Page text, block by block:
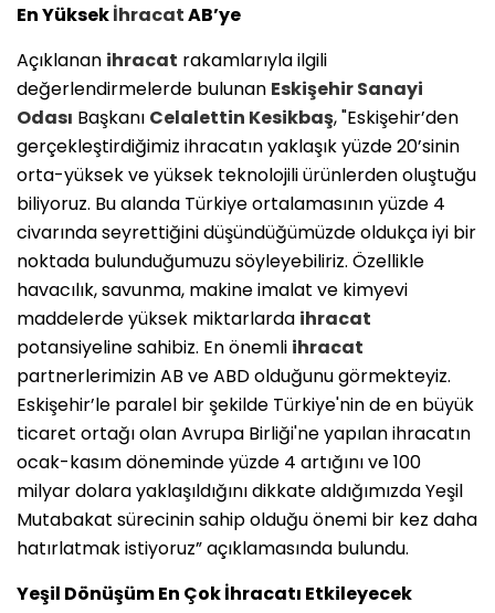
En YüksekİhracatAB’ye
Açıklanan ihracat rakamlarıyla ilgili
değerlendirmelerde bulunan Eskişehir Sanayi
Odası Başkanı Celalettin Kesikbaş, "Eskişehir’den
gerçekleştirdiğimiz ihracatın yaklaşık yüzde 20’sinin
orta-yüksek ve yüksek teknolojili ürünlerden oluştuğu
biliyoruz. Bu alanda Türkiye ortalamasının yüzde 4
civarında seyrettiğini düşündüğümüzde oldukça iyi bir
noktada bulunduğumuzu söyleyebiliriz. Özellikle
havacılık, savunma, makine imalat ve kimyevi
maddelerde yüksek miktarlarda ihracat
potansiyeline sahibiz. En önemli ihracat
partnerlerimizin AB ve ABD olduğunu görmekteyiz.
Eskişehir’le paralel bir şekilde Türkiye'nin de en büyük
ticaret ortağı olan Avrupa Birliği'ne yapılan ihracatın
ocak-kasım döneminde yüzde 4 artığını ve 100
milyar dolara yaklaşıldığını dikkate aldığımızda Yeşil
Mutabakat sürecinin sahip olduğu önemi bir kez daha
hatırlatmak istiyoruz” açıklamasında bulundu.
Yeşil Dönüşüm En Çok İhracatı Etkileyecek